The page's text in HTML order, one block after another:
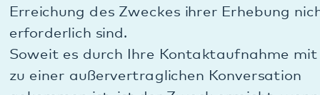
einem sog. Ringspeicher gespeichert, der die
ältesten Daten mit neuen Daten überschreibt. Im
automatischen Löschung der Daten nach
spätestens 3 Monaten.